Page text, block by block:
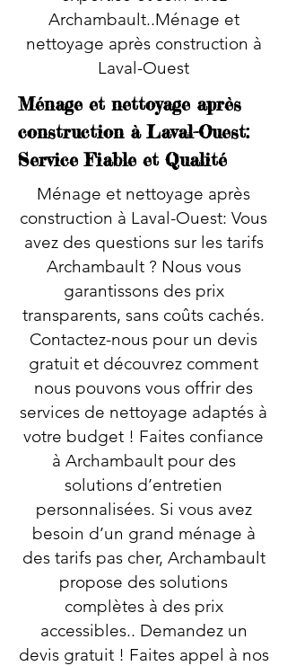
Archambault..Ménage et
nettoyage après construction à
Laval-Ouest
Ménage et nettoyage après
construction à Laval-Ouest:
Service Fiable et Qualité
Ménage et nettoyage après
construction à Laval-Ouest: Vous
avez des questions sur les tarifs
Archambault ? Nous vous
garantissons des prix
transparents, sans coûts cachés.
Contactez-nous pour un devis
gratuit et découvrez comment
nous pouvons vous offrir des
services de nettoyage adaptés à
votre budget ! Faites confiance
à Archambault pour des
solutions d’entretien
personnalisées. Si vous avez
besoin d’un grand ménage à
des tarifs pas cher, Archambault
propose des solutions
complètes à des prix
accessibles.. Demandez un
devis gratuit ! Faites appel à nos